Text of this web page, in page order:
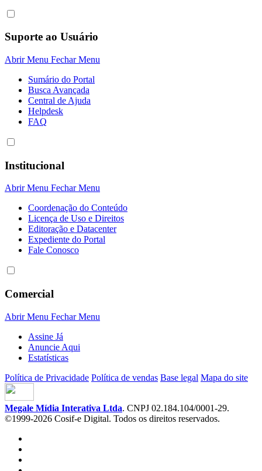
Suporte ao Usuário
Abrir Menu Fechar Menu
Sumário do Portal
Busca Avançada
Central de Ajuda
Helpdesk
FAQ
Institucional
Abrir Menu Fechar Menu
Coordenação do Conteúdo
Licença de Uso e Direitos
Editoração e Datacenter
Expediente do Portal
Fale Conosco
Comercial
Abrir Menu Fechar Menu
Assine Já
Anuncie Aqui
Estatísticas
Política de Privacidade Política de vendas Base legal Mapa do site
Megale Mídia Interativa Ltda. CNPJ 02.184.104/0001-29.
©1999-2026 Cosif-e Digital. Todos os direitos reservados.